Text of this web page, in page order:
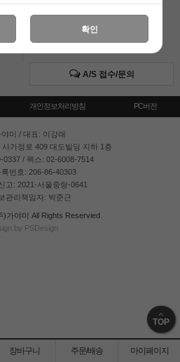
입금계좌안내
국민은행 051001-04-100255
A/S 접수/문의
개인정보처리방침 PC버전
미 / 대표: 이강래
가정로 409 대도빌딩 지하 1층
0337 / 팩스: 02-6008-7514
번호: 206-86-40303
고: 2021-서울중랑-0641
관리책임자: 박준근
가야미 All Rights Reservied.
by PSDesign
TOP
장바구니 주문/배송 마이페이지
확인